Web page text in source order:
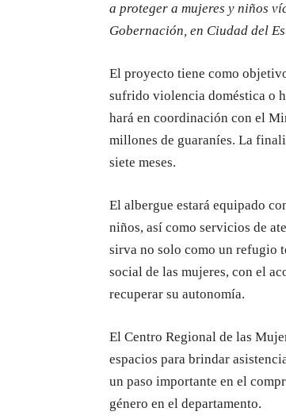
a proteger a mujeres y niños
Gobernación, en Ciudad del
El proyecto tiene como
sufrido violencia doméstica o
hará en coordinación con el
millones de guaraníes. La
siete meses.
El albergue estará equipado
niños, así como servicios de
sirva no solo como un refugio
social de las mujeres, con el
recuperar su autonomía.
El Centro Regional de las
espacios para brindar
un paso importante en el
género en el departamento.